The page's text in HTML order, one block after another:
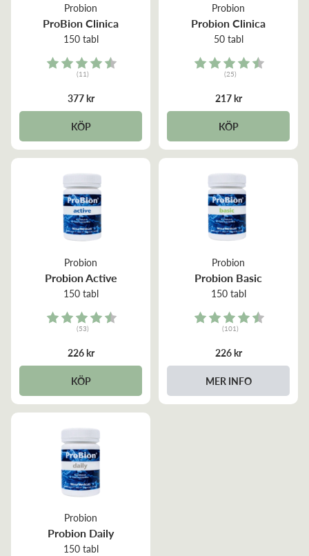
Probion
ProBion Clinica
150 tabl
Rating:
(11)
377 kr
KÖP
Probion
Probion Clinica
50 tabl
Rating:
(25)
217 kr
KÖP
Probion
Probion Active
150 tabl
Rating:
(53)
226 kr
KÖP
Probion
Probion Basic
150 tabl
Rating:
(101)
226 kr
MER INFO
Probion
Probion Daily
150 tabl